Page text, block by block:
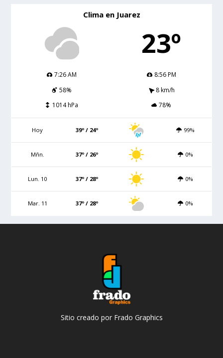
Clima en Juarez
23º
7:26 AM
8:56 PM
58%
8 km/h
1014 hPa
78%
Hoy 39º / 24º 99%
Mñn. 37º / 26º 0%
Lun. 10 37º / 28º 0%
Mar. 11 37º / 28º 0%
Sitio creado por Frado Graphics